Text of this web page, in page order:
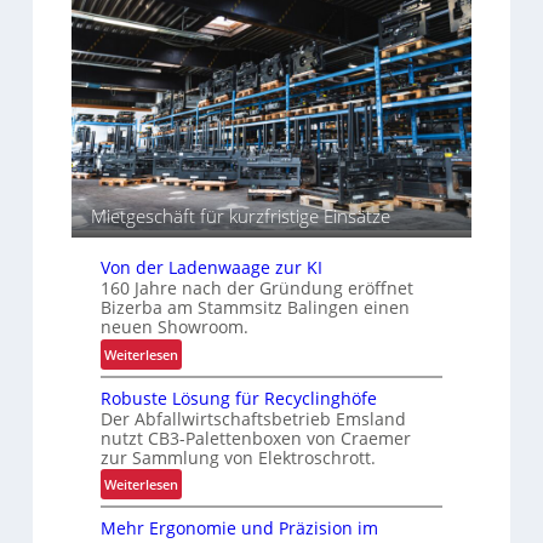
t
e
n
“
a
z
t
ä
t
e
n
r
I
n
t
r
a
l
o
g
i
s
t
i
k
Mietgeschäft für kurzfristige Einsätze
Von der Ladenwaage zur KI
160 Jahre nach der Gründung eröffnet
Bizerba am Stammsitz Balingen einen
neuen Showroom.
Weiterlesen:
V
o
n
d
e
r
L
a
Robuste Lösung für Recyclinghöfe
Der Abfallwirtschaftsbetrieb Emsland
nutzt CB3-Palettenboxen von Craemer
zur Sammlung von Elektroschrott.
Weiterlesen:
R
o
Mehr Ergonomie und Präzision im